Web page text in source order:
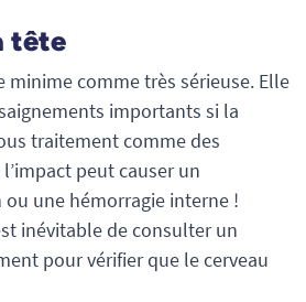
tête
minime comme très sérieuse. Elle
importants si la
traitement comme des
peut causer un
une hémorragie interne !
inévitable de consulter un
pour vérifier que le cerveau